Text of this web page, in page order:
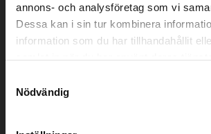
annons- och analysföretag som vi
Dessa kan i sin tur kombinera
information som du har tillhandahållit
Nödvändig